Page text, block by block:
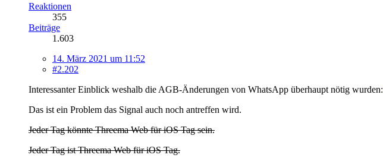
Reaktionen
355
Beiträge
1.603
14. März 2021 um 11:52
#2.202
Interessanter Einblick weshalb die AGB-Änderungen von WhatsApp überhaupt nötig wurden:
Das ist ein Problem das Signal auch noch antreffen wird.
Jeder Tag könnte Threema Web für iOS Tag sein.
Jeder Tag ist Threema Web für iOS Tag.